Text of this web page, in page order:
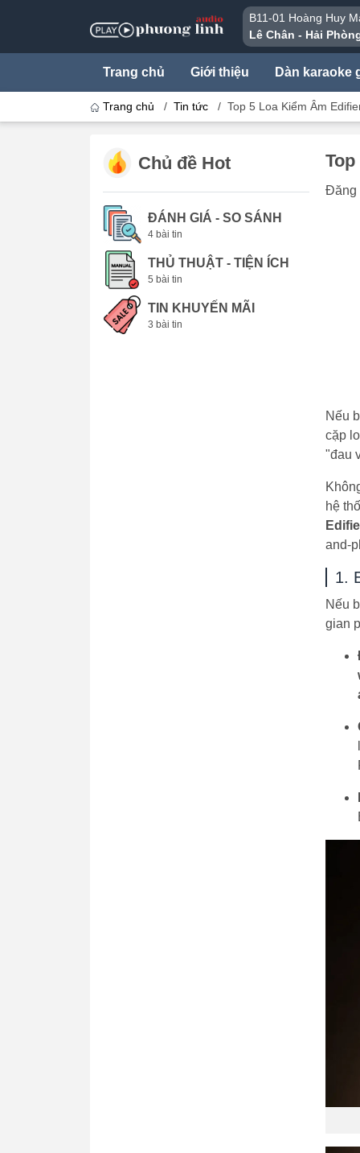
B11-01 Hoàng Huy
Lê Chân - Hải
Trang chủ Giới thiệu Dàn karaoke
Trang chủ / Tin tức / Top 5 Loa Kiểm Âm
Nếu
cặp
"đau
hệ
and-
1.
Nếu
gian
Chủ đề Hot
ĐÁNH GIÁ - SO SÁNH
4 bài tin
THỦ THUẬT - TIỆN ÍCH
5 bài tin
TIN KHUYẾN MÃI
3 bài tin